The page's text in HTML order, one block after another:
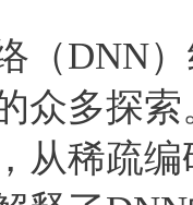
（DNN
众多探
从稀疏编